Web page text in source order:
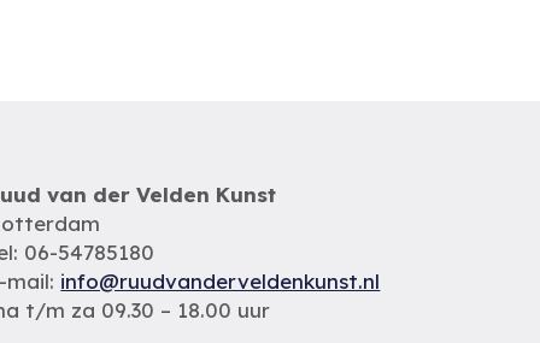
van der Velden Kunst
06-54785180
mail: info@ruudvanderveldenkunst.nl
t/m za 09.30 – 18.00 uur